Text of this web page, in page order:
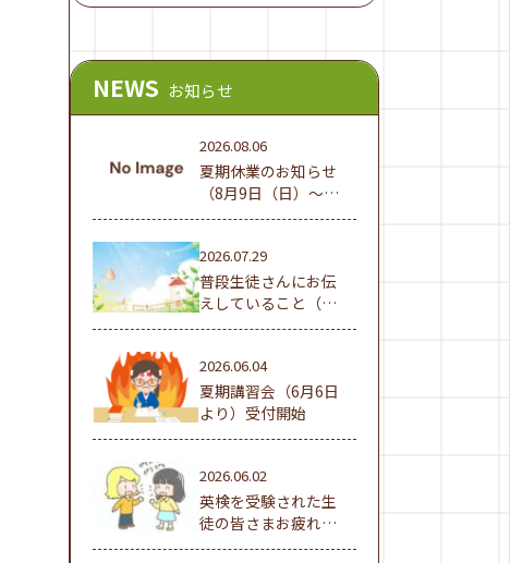
NEWS お知らせ
2026.08.06
夏期休業のお知らせ
（8月9日（日）～16
日（日））
2026.07.29
普段生徒さんにお伝
えしていること（夏
休み編①）
2026.06.04
夏期講習会（6月6日
より）受付開始
2026.06.02
英検を受験された生
徒の皆さまお疲れ様
でした！